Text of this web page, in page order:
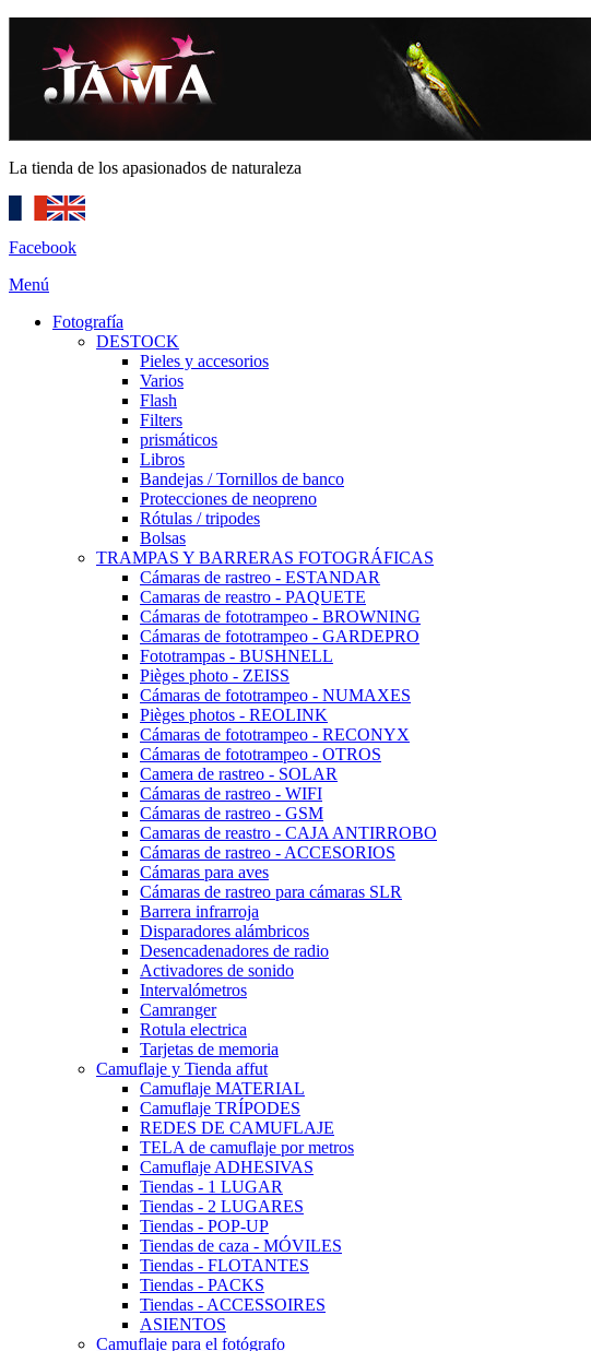
La tienda de los apasionados de naturaleza
Facebook
Menú
Fotografía
DESTOCK
Pieles y accesorios
Varios
Flash
Filters
prismáticos
Libros
Bandejas / Tornillos de banco
Protecciones de neopreno
Rótulas / tripodes
Bolsas
TRAMPAS Y BARRERAS FOTOGRÁFICAS
Cámaras de rastreo - ESTANDAR
Camaras de reastro - PAQUETE
Cámaras de fototrampeo - BROWNING
Cámaras de fototrampeo - GARDEPRO
Fototrampas - BUSHNELL
Pièges photo - ZEISS
Cámaras de fototrampeo - NUMAXES
Pièges photos - REOLINK
Cámaras de fototrampeo - RECONYX
Cámaras de fototrampeo - OTROS
Camera de rastreo - SOLAR
Cámaras de rastreo - WIFI
Cámaras de rastreo - GSM
Camaras de reastro - CAJA ANTIRROBO
Cámaras de rastreo - ACCESORIOS
Cámaras para aves
Cámaras de rastreo para cámaras SLR
Barrera infrarroja
Disparadores alámbricos
Desencadenadores de radio
Activadores de sonido
Intervalómetros
Camranger
Rotula electrica
Tarjetas de memoria
Camuflaje y Tienda affut
Camuflaje MATERIAL
Camuflaje TRÍPODES
REDES DE CAMUFLAJE
TELA de camuflaje por metros
Camuflaje ADHESIVAS
Tiendas - 1 LUGAR
Tiendas - 2 LUGARES
Tiendas - POP-UP
Tiendas de caza - MÓVILES
Tiendas - FLOTANTES
Tiendas - PACKS
Tiendas - ACCESSOIRES
ASIENTOS
Camuflaje para el fotógrafo